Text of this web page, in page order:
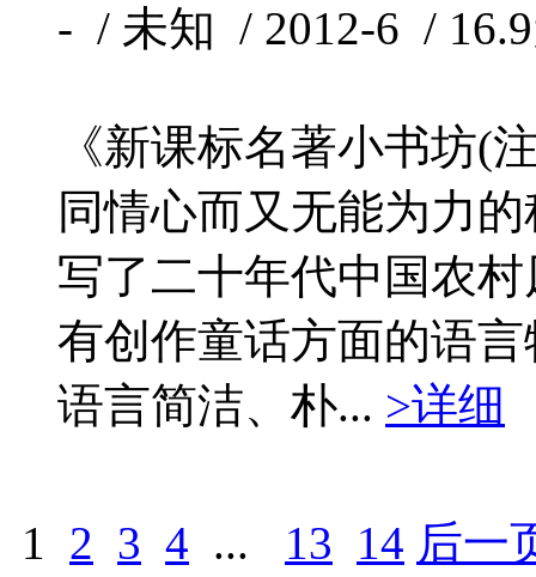
- / 未知 / 2012-6 /
《新课标名著小书坊(
同情心而又无能为力
写了二十年代中国农
有创作童话方面的语
语言简洁、朴... >详细
1 2 3 4 ... 13 14 后一